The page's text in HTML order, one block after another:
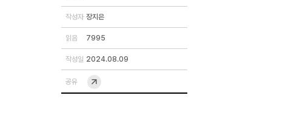
작성자 장지은
읽음 7995
작성일 2024.08.09
공유